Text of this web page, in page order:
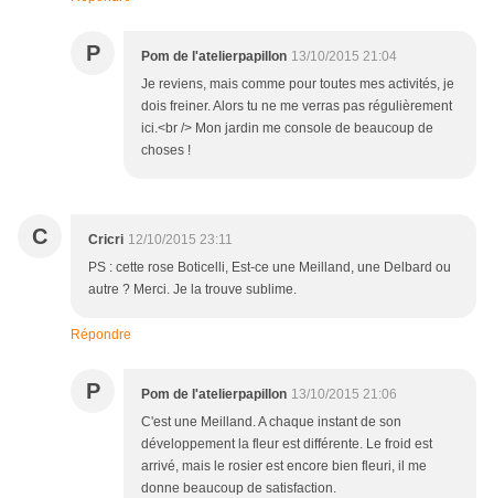
P Pom de l'atelierpapillon 13/10/2015 21:04
Je reviens, mais comme pour toutes mes activités, je
dois freiner. Alors tu ne me verras pas régulièrement
ici.<br /> Mon jardin me console de beaucoup de
choses !
C Cricri 12/10/2015 23:11
PS : cette rose Boticelli, Est-ce une Meilland, une Delbard ou
autre ? Merci. Je la trouve sublime.
Répondre
P Pom de l'atelierpapillon 13/10/2015 21:06
C'est une Meilland. A chaque instant de son
développement la fleur est différente. Le froid est
arrivé, mais le rosier est encore bien fleuri, il me
donne beaucoup de satisfaction.